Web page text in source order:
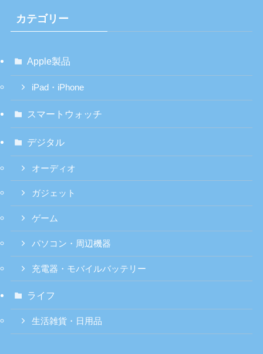
カテゴリー
Apple製品
iPad・iPhone
スマートウォッチ
デジタル
オーディオ
ガジェット
ゲーム
パソコン・周辺機器
充電器・モバイルバッテリー
ライフ
生活雑貨・日用品